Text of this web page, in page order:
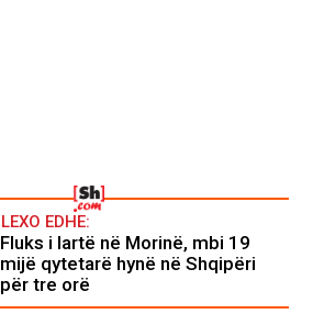
LEXO EDHE:
Fluks i lartë në Morinë, mbi 19
mijë qytetarë hynë në Shqipëri
për tre orë